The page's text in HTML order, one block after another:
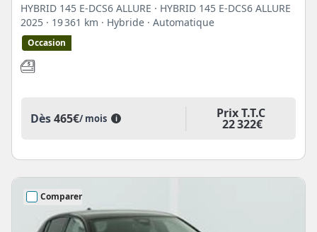
HYBRID 145 E-DCS6 ALLURE · HYBRID 145 E-DCS6 ALLURE
2025 · 19 361 km · Hybride · Automatique
Occasion
Dès465€/ mois i Prix T.T.C
22 322€
Comparer